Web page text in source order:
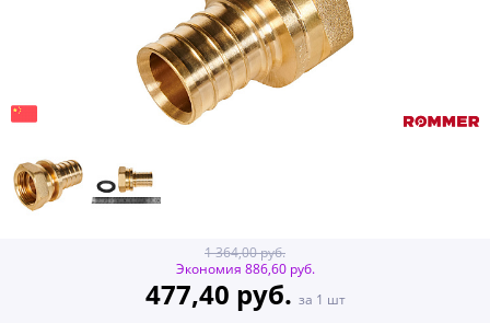
1 364,00 руб.
Экономия 886,60 руб.
477,40 руб. за 1 шт